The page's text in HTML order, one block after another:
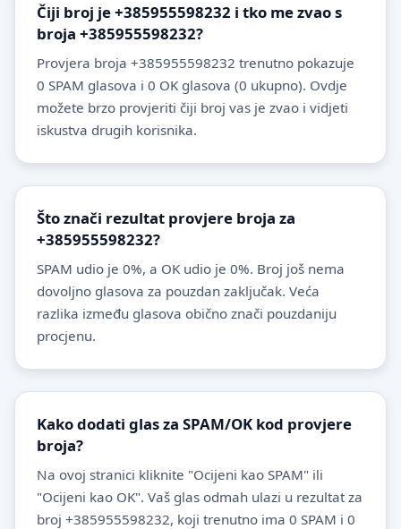
Čiji broj je +385955598232 i tko me zvao s
broja +385955598232?
Provjera broja +385955598232 trenutno pokazuje
0 SPAM glasova i 0 OK glasova (0 ukupno). Ovdje
možete brzo provjeriti čiji broj vas je zvao i vidjeti
iskustva drugih korisnika.
Što znači rezultat provjere broja za
+385955598232?
SPAM udio je 0%, a OK udio je 0%. Broj još nema
dovoljno glasova za pouzdan zaključak. Veća
razlika između glasova obično znači pouzdaniju
procjenu.
Kako dodati glas za SPAM/OK kod provjere
broja?
Na ovoj stranici kliknite "Ocijeni kao SPAM" ili
"Ocijeni kao OK". Vaš glas odmah ulazi u rezultat za
broj +385955598232, koji trenutno ima 0 SPAM i 0